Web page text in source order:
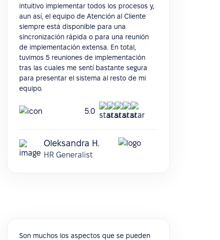
intuitivo implementar todos los procesos y,
aun así, el equipo de Atención al Cliente
siempre está disponible para una
sincronización rápida o para una reunión
de implementación extensa. En total,
tuvimos 5 reuniones de implementación
tras las cuales me sentí bastante segura
para presentar el sistema al resto de mi
equipo.
5.0
Oleksandra H.
HR Generalist
Son muchos los aspectos que se pueden